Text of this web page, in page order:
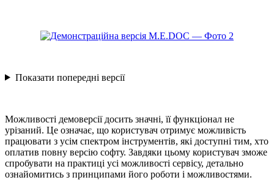
Показати попередні версії
Можливості демоверсії досить значні, її функціонал не
урізаний. Це означає, що користувач отримує можливість
працювати з усім спектром інструментів, які доступні тим, хто
оплатив повну версію софту. Завдяки цьому користувач зможе
спробувати на практиці усі можливості сервісу, детально
ознайомитись з принципами його роботи і можливостями.